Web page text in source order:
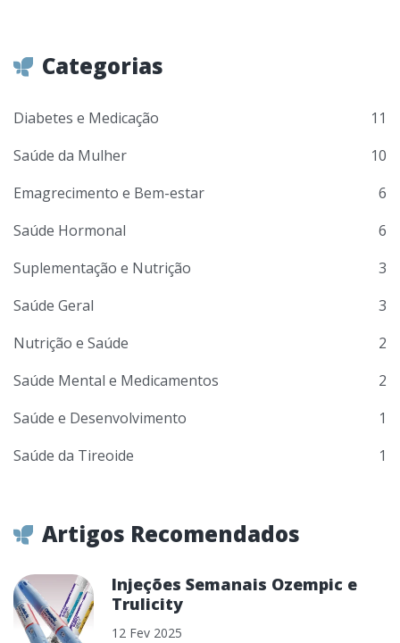
Categorias
Diabetes e Medicação
11
Saúde da Mulher
10
Emagrecimento e Bem-estar
6
Saúde Hormonal
6
Suplementação e Nutrição
3
Saúde Geral
3
Nutrição e Saúde
2
Saúde Mental e Medicamentos
2
Saúde e Desenvolvimento
1
Saúde da Tireoide
1
Artigos Recomendados
Injeções Semanais Ozempic e
Trulicity
12 Fev 2025